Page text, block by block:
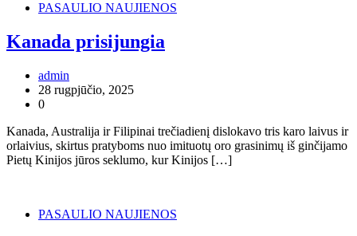
PASAULIO NAUJIENOS
Kanada prisijungia
admin
28 rugpjūčio, 2025
0
Kanada, Australija ir Filipinai trečiadienį dislokavo tris karo laivus ir
orlaivius, skirtus pratyboms nuo imituotų oro grasinimų iš ginčijamo
Pietų Kinijos jūros seklumo, kur Kinijos […]
PASAULIO NAUJIENOS